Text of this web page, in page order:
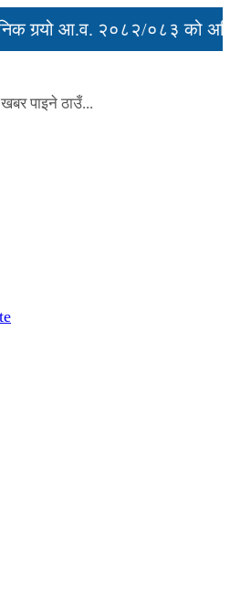
गर्‍यो आ.व. २०८२/०८३ को
खबर पाइने ठाउँ...